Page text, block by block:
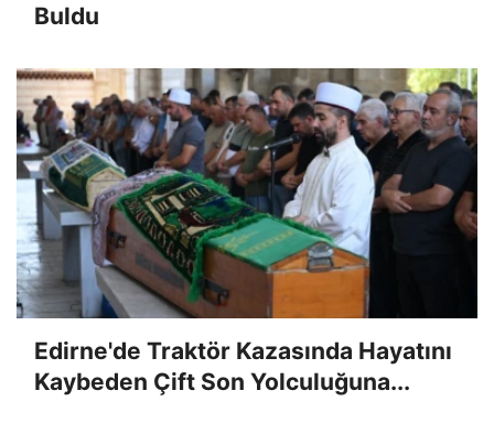
Buldu
Edirne'de Traktör Kazasında Hayatını
Kaybeden Çift Son Yolculuğuna...